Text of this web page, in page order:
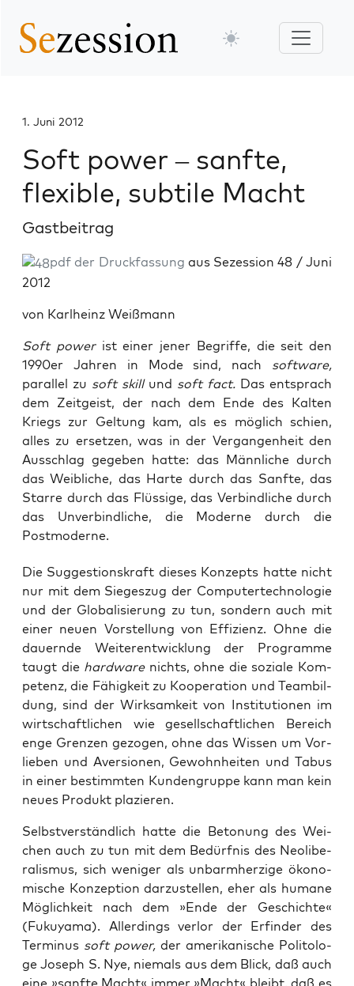
1. Juni 2012
Soft power – sanfte,
flexible, subtile Macht
Gastbeitrag
pdf der Druckfassung aus Sezession 48 / Juni
2012
von Karlheinz Weißmann
Soft powerist einer jener Begriffe, die seit den
1990er Jahren in Mode sind, nach software,
parallel zu soft skillund soft fact. Das entsprach
dem Zeitgeist, der nach dem Ende des Kalten
Kriegs zur Geltung kam, als es möglich schien,
alles zu ersetzen, was in der Vergangenheit den
Ausschlag gegeben hatte: das Männliche durch
das Weibliche, das Harte durch das Sanfte, das
Starre durch das Flüssige, das Verbindliche durch
das Unverbindliche, die Moderne durch die
Postmoderne.
Die Sug­ges­ti­ons­kraft die­ses Kon­zepts hat­te nicht
nur mit dem Sie­ges­zug der Com­pu­ter­tech­no­lo­gie
und der Glo­ba­li­sie­rung zu tun, son­dern auch mit
einer neu­en Vor­stel­lung von Effi­zi­enz. Ohne die
dau­ern­de Wei­ter­ent­wick­lung der Pro­gram­me
taugt die hard­warenichts, ohne die sozia­le Kom­
pe­tenz, die Fähig­keit zu Koope­ra­ti­on und Team­bil­
dung, sind der Wirk­sam­keit von Insti­tu­tio­nen im
wirt­schaft­li­chen wie gesell­schaft­li­chen Bereich
enge Gren­zen gezo­gen, ohne das Wis­sen um Vor­
lie­ben und Aver­sio­nen, Gewohn­hei­ten und Tabus
in einer bestimm­ten Kun­den­grup­pe kann man kein
neu­es Pro­dukt plazieren.
Selbst­ver­ständ­lich hat­te die Beto­nung des Wei­
chen auch zu tun mit dem Bedürf­nis des Neo­li­be­
ra­lis­mus, sich weni­ger als unbarm­her­zi­ge öko­no­
mi­sche Kon­zep­ti­on dar­zu­stel­len, eher als huma­ne
Mög­lich­keit nach dem »Ende der Geschich­te«
(Fuku­ya­ma). Aller­dings ver­lor der Erfin­der des
Ter­mi­nus soft power, der ame­ri­ka­ni­sche Poli­to­lo­
ge Joseph S. Nye, nie­mals aus dem Blick, daß auch